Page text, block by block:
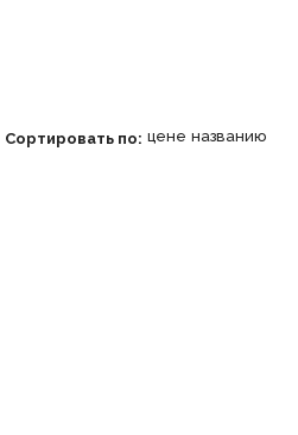
Сортировать по: цене названию